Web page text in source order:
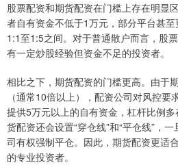
股票配资和期货配资在门槛上存在明显
者自有资金不低于1万元，部分平台甚
1:1至1:5之间。对于普通散户而言，股
有一定炒股经验但资金不足的投资者。
相比之下，期货配资的门槛更高。由于
（通常10倍以上），配资公司对风控
提供5万元以上的自有资金，杠杆比例
货配资还会设置“穿仓线”和“平仓线”，
司有权强制平仓。因此，期货配资更适
的专业投资者。